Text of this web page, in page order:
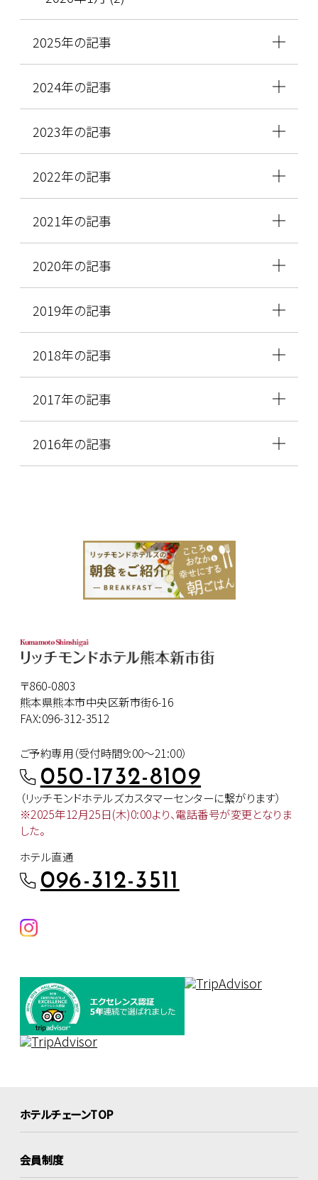
2025年の記事
2024年の記事
2023年の記事
2022年の記事
2021年の記事
2020年の記事
2019年の記事
2018年の記事
2017年の記事
2016年の記事
〒860-0803
熊本県熊本市中央区新市街6-16
FAX:096-312-3512
ご予約専用（受付時間9:00～21:00）
050-1732-8109
（リッチモンドホテルズカスタマーセンターに繋がります）
※2025年12月25日(木)0:00より、電話番号が変更となりま
した。
ホテル直通
096-312-3511
ホテルチェーンTOP
会員制度